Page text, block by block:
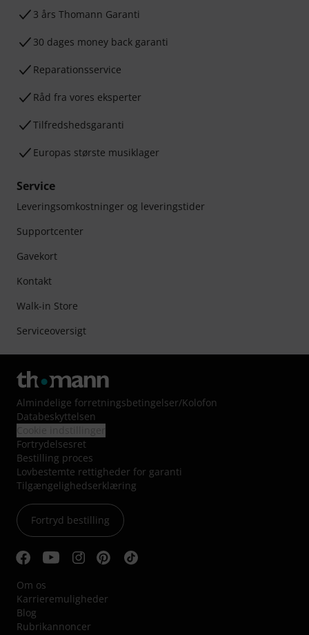
3 års Thomann Garanti
30 dages money back garanti
Reparationsservice
Råd fra vores eksperter
Tilfredshedsgaranti
Europas største musiklager
Service
Leveringsomkostninger og leveringstider
Supportcenter
Gavekort
Kontakt
Walk-in Store
Serviceoversigt
Almindelige forretningsbetingelser/Kolofon
Databeskyttelsen
Fortrydelsesret
Bestilling proces
Lovbestemte rettigheder for garanti
Tilgængelighedserklæring
Fortryd bestilling
Om os
Karrieremuligheder
Blog
Rubrikannoncer